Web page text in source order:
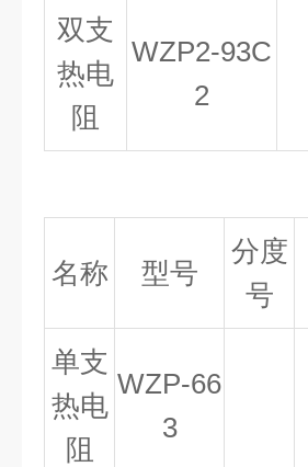
双支
热电
阻
WZP2-93C
2
名称 型号
分度
号
单支
热电
阻
WZP-66
3